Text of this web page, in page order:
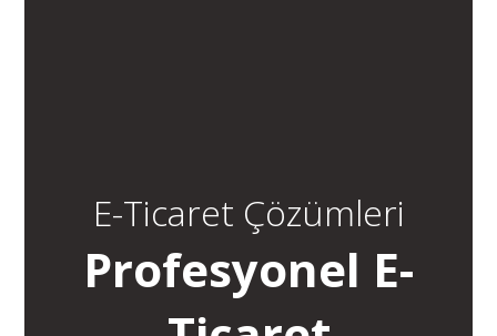
E-Ticaret Çözümleri
Profesyonel E-